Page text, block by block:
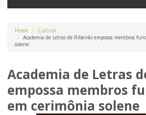
Home
Cultura
Academia de Letras de Ribeirão empossa membros
solene
Academia de Letras
empossa membros
em cerimônia solene